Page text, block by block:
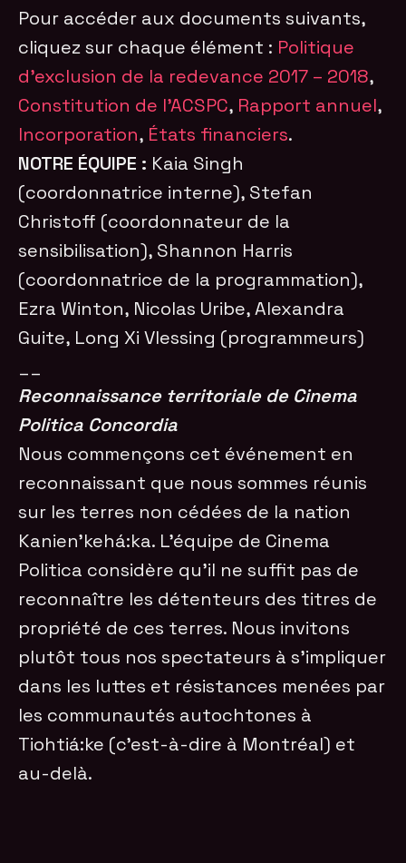
Pour accéder aux documents suivants,
cliquez sur chaque élément : Politique
d’exclusion de la redevance 2017 – 2018,
Constitution de l’ACSPC, Rapport annuel,
Incorporation, États financiers.
NOTRE ÉQUIPE : Kaia Singh
(coordonnatrice interne), Stefan
Christoff (coordonnateur de la
sensibilisation), Shannon Harris
(coordonnatrice de la programmation),
Ezra Winton, Nicolas Uribe, Alexandra
Guite, Long Xi Vlessing (programmeurs)
__
Reconnaissance territoriale de Cinema
Politica Concordia
Nous commençons cet événement en
reconnaissant que nous sommes réunis
sur les terres non cédées de la nation
Kanien’kehá:ka. L’équipe de Cinema
Politica considère qu’il ne suffit pas de
reconnaître les détenteurs des titres de
propriété de ces terres. Nous invitons
plutôt tous nos spectateurs à s’impliquer
dans les luttes et résistances menées par
les communautés autochtones à
Tiohtiá:ke (c’est-à-dire à Montréal) et
au-delà.